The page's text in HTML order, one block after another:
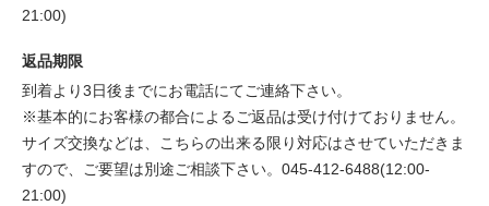
21:00)
返品期限
到着より3日後までにお電話にてご連絡下さい。
※基本的にお客様の都合によるご返品は受け付けておりません。
サイズ交換などは、こちらの出来る限り対応はさせていただきま
すので、ご要望は別途ご相談下さい。045-412-6488(12:00-
21:00)